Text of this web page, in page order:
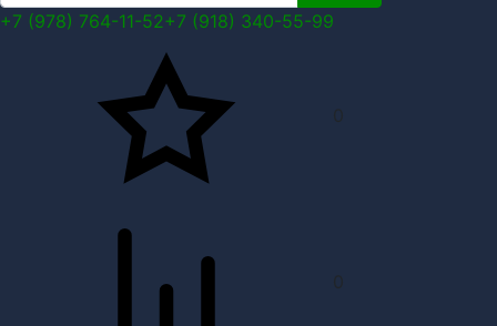
+7 (978) 764-11-52+7 (918) 340-55-99
0
0